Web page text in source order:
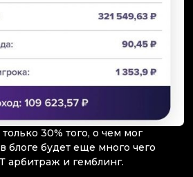
30% того, о чем мог
блоге будет еще много чего
арбитраж и гемблинг.